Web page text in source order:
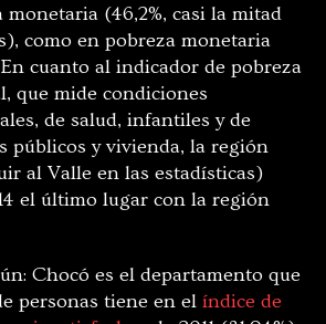
(46,2%, casi la mitad
como en pobreza monetaria
cuanto al indicador de pobreza
que mide condiciones
de salud, infantiles y de
públicos y vivienda, la región
al Valle en las estadísticas)
el último lugar con la región
Chocó es el departamento que
personas tiene en el índice de